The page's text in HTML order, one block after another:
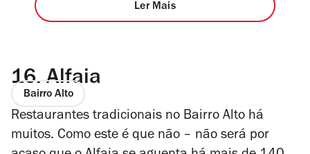
Ler Mais
16. Alfaia
Bairro Alto
Restaurantes tradicionais no Bairro Alto há
muitos. Como este é que não – não será por